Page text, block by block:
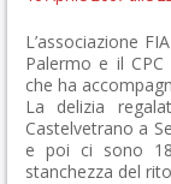
L’associazione
Palermo e il CPC
che ha
La delizia
Castelvetrano a
e poi ci sono
stanchezza del